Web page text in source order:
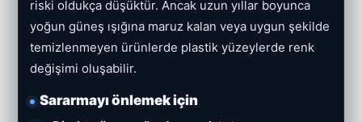
riski oldukça düşüktür. Ancak uzun yıllar boyunca
yoğun güneş ışığına maruz kalan veya uygun şekilde
temizlenmeyen ürünlerde plastik yüzeylerde renk
değişimi oluşabilir.
Sararmayı önlemek için